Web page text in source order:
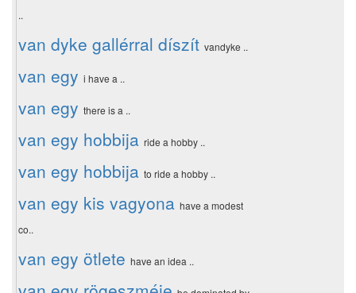
..
van dyke gallérral díszít vandyke ..
van egy i have a ..
van egy there is a ..
van egy hobbija ride a hobby ..
van egy hobbija to ride a hobby ..
van egy kis vagyona have a modest
co..
van egy ötlete have an idea ..